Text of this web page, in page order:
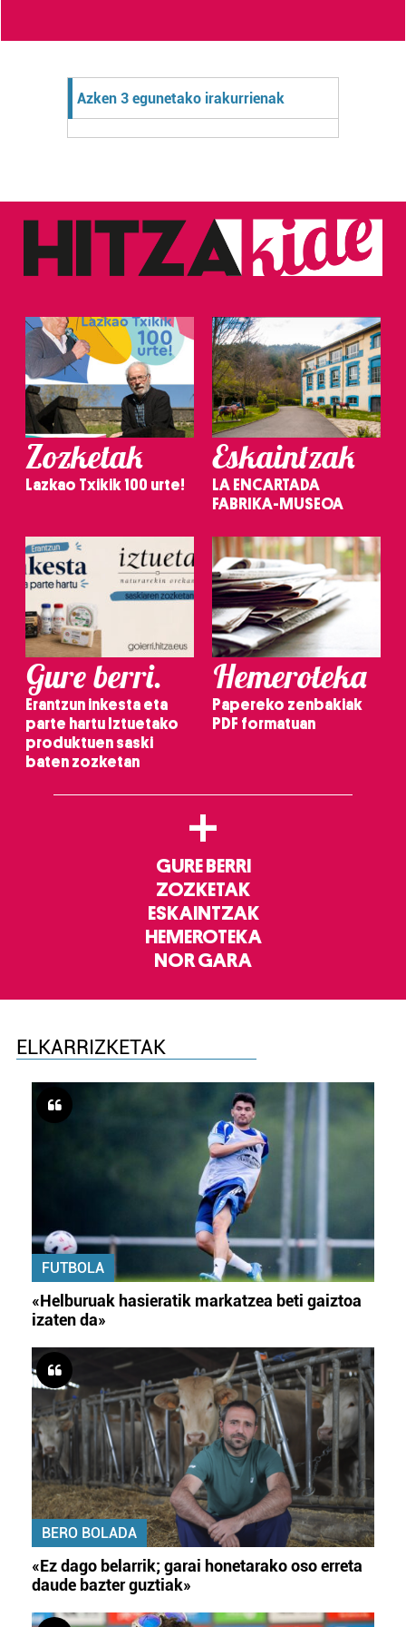
Azken 3 egunetako irakurrienak
Zozketak
Lazkao Txikik 100 urte!
Eskaintzak
LA ENCARTADA
FABRIKA-MUSEOA
Gure berri.
Erantzun inkesta eta
parte hartu Iztuetako
produktuen saski
baten zozketan
Hemeroteka
Papereko zenbakiak
PDF formatuan
+
GURE BERRI
ZOZKETAK
ESKAINTZAK
HEMEROTEKA
NOR GARA
ELKARRIZKETAK
FUTBOLA
«Helburuak hasieratik markatzea beti gaiztoa
izaten da»
BERO BOLADA
«Ez dago belarrik; garai honetarako oso erreta
daude bazter guztiak»